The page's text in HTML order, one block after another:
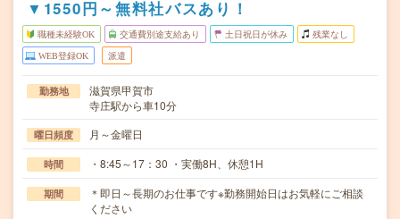
▼1550円～無料社バスあり！
職種未経験OK 交通費別途支給あり 土日祝日が休み 残業なし
WEB登録OK 派遣
勤務地
滋賀県甲賀市
寺庄駅から車10分
曜日頻度 月～金曜日
時間 ・8:45～17：30 ・実働8H、休憩1H
期間
＊即日～長期のお仕事です※勤務開始日はお気軽にご相談
ください